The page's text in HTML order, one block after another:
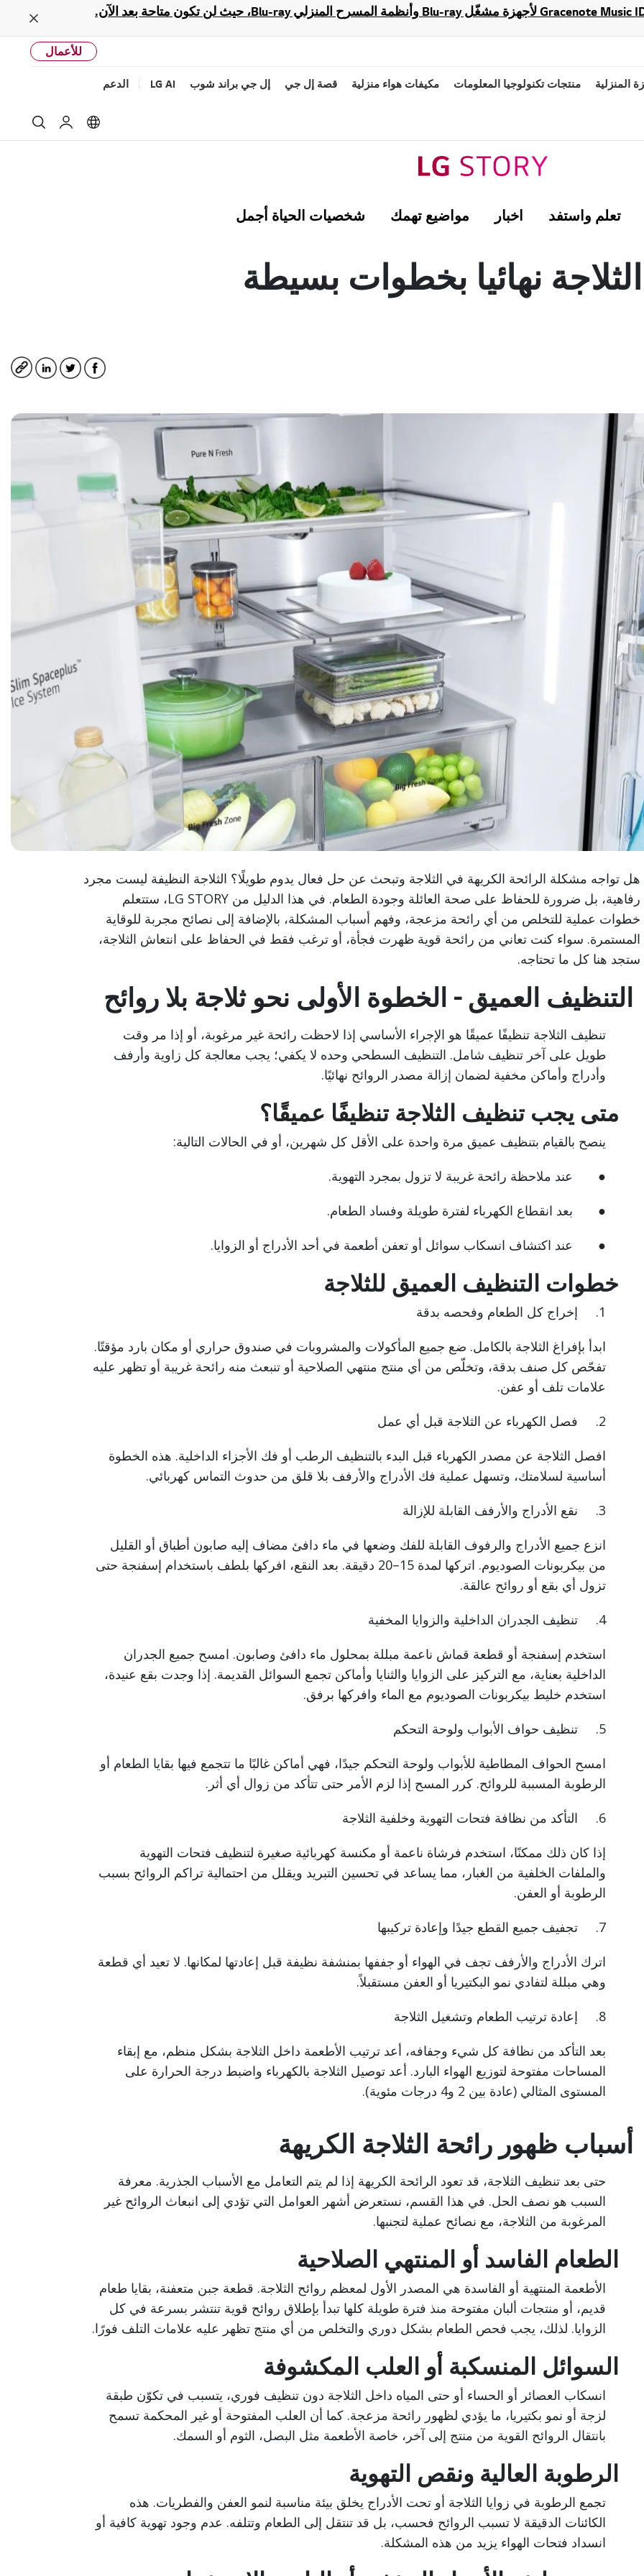
Close
للأعمال
المنزلية منتجات تكنولوجيا المعلومات مكيفات هواء منزلية قصة إل جي إل جي براند شوب LG AI الدعم
Language options
حساب إل
تعلم واستفد اخبار مواضيع تهمك شخصيات الحياة أجمل
نهائيا بخطوات بسيطة
هل تواجه مشكلة الرائحة الكريهة في الثلاجة وتبحث عن حل فعال يدوم طويلًا؟ الثلاجة النظيفة ليست مجرد
رفاهية، بل ضرورة للحفاظ على صحة العائلة وجودة الطعام. في هذا الدليل من LG STORY، ستتعلم
خطوات عملية للتخلص من أي رائحة مزعجة، وفهم أسباب المشكلة، بالإضافة إلى نصائح مجربة للوقاية
المستمرة. سواء كنت تعاني من رائحة قوية ظهرت فجأة، أو ترغب فقط في الحفاظ على انتعاش الثلاجة،
ستجد هنا كل ما تحتاجه.
التنظيف العميق - الخطوة الأولى نحو ثلاجة بلا روائح
تنظيف الثلاجة تنظيفًا عميقًا هو الإجراء الأساسي إذا لاحظت رائحة غير مرغوبة، أو إذا مر وقت
طويل على آخر تنظيف شامل. التنظيف السطحي وحده لا يكفي؛ يجب معالجة كل زاوية وأرفف
وأدراج وأماكن مخفية لضمان إزالة مصدر الروائح نهائيًا.
متى يجب تنظيف الثلاجة تنظيفًا عميقًا؟
ينصح بالقيام بتنظيف عميق مرة واحدة على الأقل كل شهرين، أو في الحالات التالية:
● عند ملاحظة رائحة غريبة لا تزول بمجرد التهوية.
● بعد انقطاع الكهرباء لفترة طويلة وفساد الطعام.
● عند اكتشاف انسكاب سوائل أو تعفن أطعمة في أحد الأدراج أو الزوايا.
خطوات التنظيف العميق للثلاجة
1. إخراج كل الطعام وفحصه بدقة
ابدأ بإفراغ الثلاجة بالكامل. ضع جميع المأكولات والمشروبات في صندوق حراري أو مكان بارد مؤقتًا.
تفحّص كل صنف بدقة، وتخلّص من أي منتج منتهي الصلاحية أو تنبعث منه رائحة غريبة أو تظهر عليه
علامات تلف أو عفن.
2. فصل الكهرباء عن الثلاجة قبل أي عمل
افصل الثلاجة عن مصدر الكهرباء قبل البدء بالتنظيف الرطب أو فك الأجزاء الداخلية. هذه الخطوة
أساسية لسلامتك، وتسهل عملية فك الأدراج والأرفف بلا قلق من حدوث التماس كهربائي.
3. نقع الأدراج والأرفف القابلة للإزالة
انزع جميع الأدراج والرفوف القابلة للفك وضعها في ماء دافئ مضاف إليه صابون أطباق أو القليل
من بيكربونات الصوديوم. اتركها لمدة 15–20 دقيقة. بعد النقع، افركها بلطف باستخدام إسفنجة حتى
تزول أي بقع أو روائح عالقة.
4. تنظيف الجدران الداخلية والزوايا المخفية
استخدم إسفنجة أو قطعة قماش ناعمة مبللة بمحلول ماء دافئ وصابون. امسح جميع الجدران
الداخلية بعناية، مع التركيز على الزوايا والثنايا وأماكن تجمع السوائل القديمة. إذا وجدت بقع عنيدة،
استخدم خليط بيكربونات الصوديوم مع الماء وافركها برفق.
5. تنظيف حواف الأبواب ولوحة التحكم
امسح الحواف المطاطية للأبواب ولوحة التحكم جيدًا، فهي أماكن غالبًا ما تتجمع فيها بقايا الطعام أو
الرطوبة المسببة للروائح. كرر المسح إذا لزم الأمر حتى تتأكد من زوال أي أثر.
6. التأكد من نظافة فتحات التهوية وخلفية الثلاجة
إذا كان ذلك ممكنًا، استخدم فرشاة ناعمة أو مكنسة كهربائية صغيرة لتنظيف فتحات التهوية
والملفات الخلفية من الغبار، مما يساعد في تحسين التبريد ويقلل من احتمالية تراكم الروائح بسبب
الرطوبة أو العفن.
7. تجفيف جميع القطع جيدًا وإعادة تركيبها
اترك الأدراج والأرفف تجف في الهواء أو جففها بمنشفة نظيفة قبل إعادتها لمكانها. لا تعيد أي قطعة
وهي مبللة لتفادي نمو البكتيريا أو العفن مستقبلاً.
8. إعادة ترتيب الطعام وتشغيل الثلاجة
بعد التأكد من نظافة كل شيء وجفافه، أعد ترتيب الأطعمة داخل الثلاجة بشكل منظم، مع إبقاء
المساحات مفتوحة لتوزيع الهواء البارد. أعد توصيل الثلاجة بالكهرباء واضبط درجة الحرارة على
المستوى المثالي (عادة بين 2 و4 درجات مئوية).
أسباب ظهور رائحة الثلاجة الكريهة
حتى بعد تنظيف الثلاجة، قد تعود الرائحة الكريهة إذا لم يتم التعامل مع الأسباب الجذرية. معرفة
السبب هو نصف الحل. في هذا القسم، نستعرض أشهر العوامل التي تؤدي إلى انبعاث الروائح غير
المرغوبة من الثلاجة، مع نصائح عملية لتجنبها.
الطعام الفاسد أو المنتهي الصلاحية
الأطعمة المنتهية أو الفاسدة هي المصدر الأول لمعظم روائح الثلاجة. قطعة جبن متعفنة، بقايا طعام
قديم، أو منتجات ألبان مفتوحة منذ فترة طويلة كلها تبدأ بإطلاق روائح قوية تنتشر بسرعة في كل
الزوايا. لذلك، يجب فحص الطعام بشكل دوري والتخلص من أي منتج تظهر عليه علامات التلف فورًا.
السوائل المنسكبة أو العلب المكشوفة
انسكاب العصائر أو الحساء أو حتى المياه داخل الثلاجة دون تنظيف فوري، يتسبب في تكوّن طبقة
لزجة أو نمو بكتيريا، ما يؤدي لظهور رائحة مزعجة. كما أن العلب المفتوحة أو غير المحكمة تسمح
بانتقال الروائح القوية من منتج إلى آخر، خاصة الأطعمة مثل البصل، الثوم أو السمك.
الرطوبة العالية ونقص التهوية
تجمع الرطوبة في زوايا الثلاجة أو تحت الأدراج يخلق بيئة مناسبة لنمو العفن والفطريات. هذه
الكائنات الدقيقة لا تسبب الروائح فحسب، بل قد تنتقل إلى الطعام وتتلفه. عدم وجود تهوية كافية أو
انسداد فتحات الهواء يزيد من هذه المشكلة.